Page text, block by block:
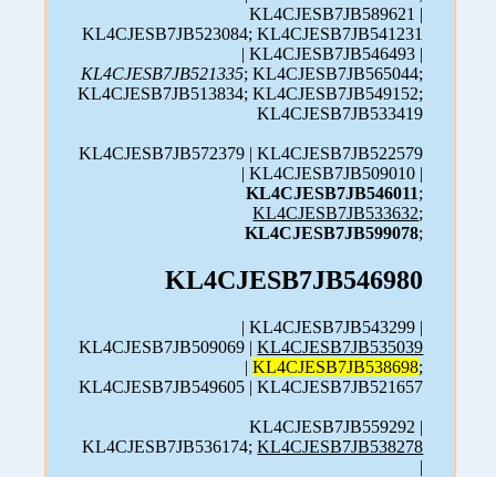
KL4CJESB7JB589621 |
KL4CJESB7JB523084; KL4CJESB7JB541231
| KL4CJESB7JB546493 |
KL4CJESB7JB521335; KL4CJESB7JB565044;
KL4CJESB7JB513834; KL4CJESB7JB549152;
KL4CJESB7JB533419
KL4CJESB7JB572379 | KL4CJESB7JB522579
| KL4CJESB7JB509010 |
KL4CJESB7JB546011;
KL4CJESB7JB533632;
KL4CJESB7JB599078;
KL4CJESB7JB546980
| KL4CJESB7JB543299 |
KL4CJESB7JB509069 |KL4CJESB7JB535039
|KL4CJESB7JB538698;
KL4CJESB7JB549605 | KL4CJESB7JB521657
KL4CJESB7JB559292 |
KL4CJESB7JB536174;KL4CJESB7JB538278
|